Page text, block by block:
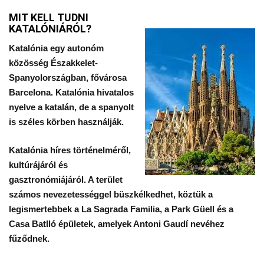
MIT KELL TUDNI
KATALÓNIÁRÓL?
Katalónia egy autonóm
közösség Északkelet-
Spanyolországban, fővárosa
Barcelona. Katalónia hivatalos
nyelve a katalán, de a spanyolt
is széles körben használják.
Katalónia híres történelméről,
kultúrájáról és
gasztronómiájáról. A terület
számos nevezetességgel büszkélkedhet, köztük a
legismertebbek a La Sagrada Familia, a Park Güell és a
Casa Batlló épületek, amelyek Antoni Gaudí nevéhez
fűződnek.